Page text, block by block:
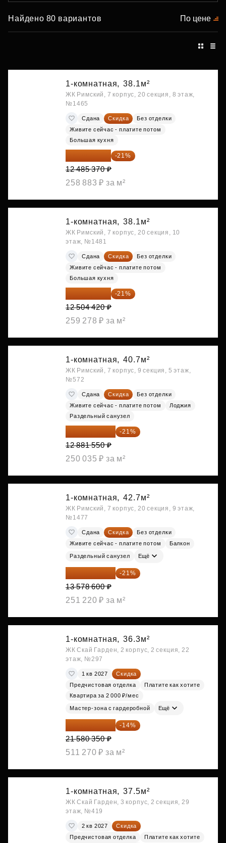
Найдено 80 вариантов По цене
1-комнатная, 38.1м²
ЖК Римский, 7 корпус, 20 секция, 8 этаж,
№1465
Сдана Скидка
Без отделки
Живите сейчас - платите потом
Большая кухня
-21%
12 485 370 ₽
258 883 ₽ за м²
1-комнатная, 38.1м²
ЖК Римский, 7 корпус, 20 секция, 10
этаж, №1481
Сдана Скидка
Без отделки
Живите сейчас - платите потом
Большая кухня
-21%
12 504 420 ₽
259 278 ₽ за м²
1-комнатная, 40.7м²
ЖК Римский, 7 корпус, 9 секция, 5 этаж,
№572
Сдана Скидка
Без отделки
Живите сейчас - платите потом
Лоджия
Раздельный санузел
10 176 425 ₽ -21%
12 881 550 ₽
250 035 ₽ за м²
1-комнатная, 42.7м²
ЖК Римский, 7 корпус, 20 секция, 9 этаж,
№1477
Сдана Скидка
Без отделки
Живите сейчас - платите потом
Балкон
Раздельный санузел Ещё
10 727 094 ₽ -21%
13 578 600 ₽
251 220 ₽ за м²
1-комнатная, 36.3м²
ЖК Скай Гарден, 2 корпус, 2 секция, 22
этаж, №297
1 кв 2027
Скидка
Предчистовая отделка
Платите как хотите
Квартира за 2 000 ₽/мес
Мастер-зона с гардеробной Ещё
18 559 101 ₽ -14%
21 580 350 ₽
511 270 ₽ за м²
1-комнатная, 37.5м²
ЖК Скай Гарден, 3 корпус, 2 секция, 29
этаж, №419
2 кв 2027
Скидка
Предчистовая отделка
Платите как хотите